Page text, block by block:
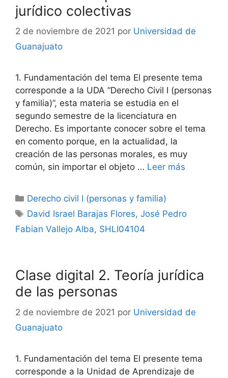
jurídico colectivas
2 de noviembre de 2021 por Universidad de
Guanajuato
1. Fundamentación del tema El presente tema
corresponde a la UDA “Derecho Civil I (personas
y familia)”, esta materia se estudia en el
segundo semestre de la licenciatura en
Derecho. Es importante conocer sobre el tema
en comento porque, en la actualidad, la
creación de las personas morales, es muy
común, sin importar el objeto … Leer más
Categorías
Derecho civil I (personas y familia)
Etiquetas
David Israel Barajas Flores,José Pedro
Fabian Vallejo Alba, SHLI04104
Clase digital 2. Teoría jurídica
de las personas
2 de noviembre de 2021 por Universidad de
Guanajuato
1. Fundamentación del tema El presente tema
corresponde a la Unidad de Aprendizaje de